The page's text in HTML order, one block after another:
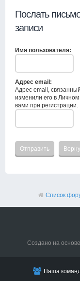
Послать
записи
Имя пользователя:
Адрес email:
Адрес email,
изменили его в
вами при регистрации.
Список
Создано на основе
Наша